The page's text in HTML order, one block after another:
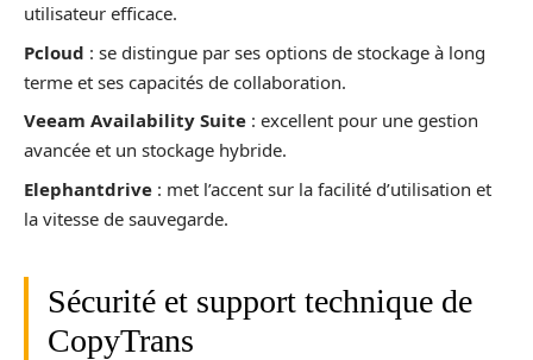
utilisateur efficace.
Pcloud : se distingue par ses options de stockage à long
terme et ses capacités de collaboration.
Veeam Availability Suite : excellent pour une gestion
avancée et un stockage hybride.
Elephantdrive : met l’accent sur la facilité d’utilisation et
la vitesse de sauvegarde.
Sécurité et support technique de
CopyTrans